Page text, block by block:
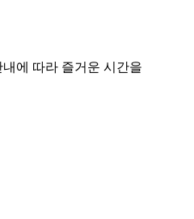
에 따라 즐거운 시간을